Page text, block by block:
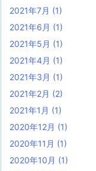
2021年7月 (1)
2021年6月 (1)
2021年5月 (1)
2021年4月 (1)
2021年3月 (1)
2021年2月 (2)
2021年1月 (1)
2020年12月 (1)
2020年11月 (1)
2020年10月 (1)